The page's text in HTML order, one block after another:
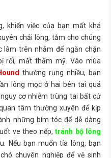
khiến việc của bạn mất khá
chải lông, tắm cho chúng
làm trên nhằm để ngăn chặn
rối, mất thẩm mỹ. Vào mùa
thường rụng nhiều, bạn
lông mọc ở hai bên tai quá
cơ nhiễm trùng tai bất cứ
tâm thường xuyên để kịp
những bím tóc để dễ dàng
ve theo nếp,tránh bộ lông
Nếu bạn muốn tỉa lông, bạn
chuyên nghiệp để vệ sinh